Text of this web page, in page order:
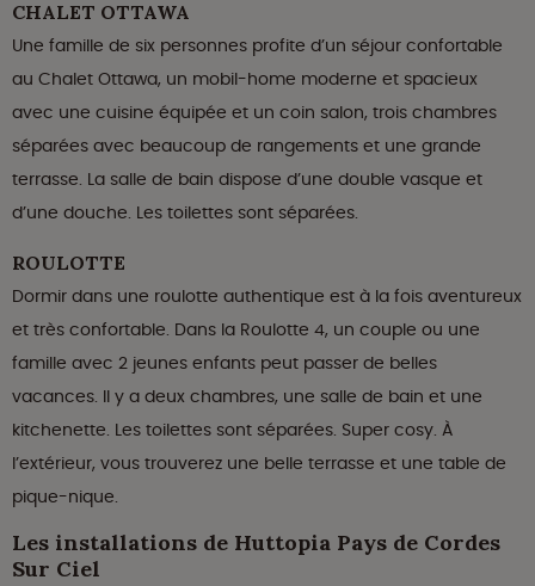
CHALET OTTAWA
Une famille de six personnes profite d’un séjour confortable
au Chalet Ottawa, un mobil-home moderne et spacieux
avec une cuisine équipée et un coin salon, trois chambres
séparées avec beaucoup de rangements et une grande
terrasse. La salle de bain dispose d’une double vasque et
d’une douche. Les toilettes sont séparées.
ROULOTTE
Dormir dans une roulotte authentique est à la fois aventureux
et très confortable. Dans la Roulotte 4, un couple ou une
famille avec 2 jeunes enfants peut passer de belles
vacances. Il y a deux chambres, une salle de bain et une
kitchenette. Les toilettes sont séparées. Super cosy. À
l’extérieur, vous trouverez une belle terrasse et une table de
pique-nique.
Les installations de Huttopia Pays de Cordes
Sur Ciel